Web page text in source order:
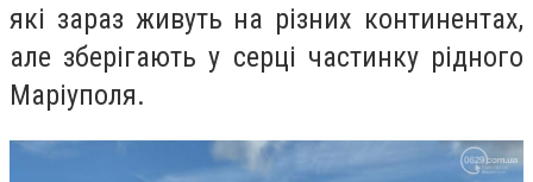
які зараз живуть на різних континентах,
але зберігають у серці частинку рідного
Маріуполя.